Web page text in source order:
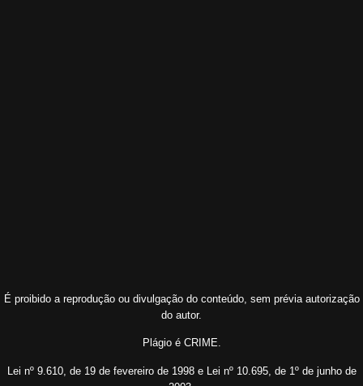
É proibido a reprodução ou divulgação do conteúdo, sem prévia autorização
do autor.
Plágio é CRIME.
Lei nº 9.610, de 19 de fevereiro de 1998 e Lei nº 10.695, de 1º de junho de